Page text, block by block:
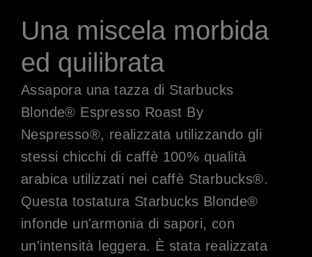
Una miscela morbida
ed quilibrata
Assapora una tazza di Starbucks
Blonde® Espresso Roast By
Nespresso®, realizzata utilizzando gli
stessi chicchi di caffè 100% qualità
arabica utilizzati nei caffè Starbucks®.
Questa tostatura Starbucks Blonde®
infonde un'armonia di sapori, con
un'intensità leggera. È stata realizzata